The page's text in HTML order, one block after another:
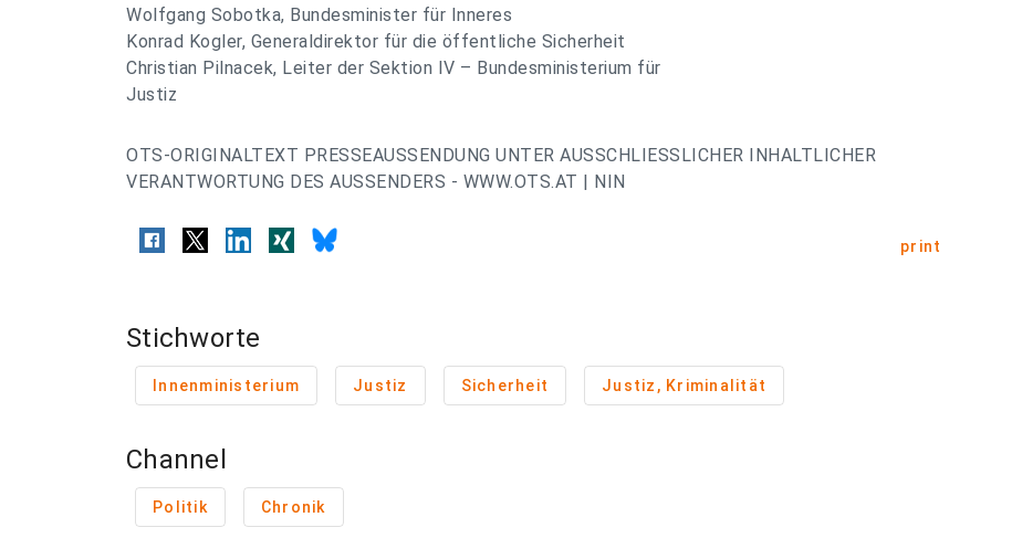
Wolfgang Sobotka, Bundesminister für Inneres
Konrad Kogler, Generaldirektor für die öffentliche Sicherheit
Christian Pilnacek, Leiter der Sektion IV – Bundesministerium für
Justiz
OTS-ORIGINALTEXT PRESSEAUSSENDUNG UNTER AUSSCHLIESSLICHER INHALTLICHER
VERANTWORTUNG DES AUSSENDERS - WWW.OTS.AT | NIN
print
Stichworte
Innenministerium Justiz Sicherheit Justiz, Kriminalität
Channel
Politik Chronik